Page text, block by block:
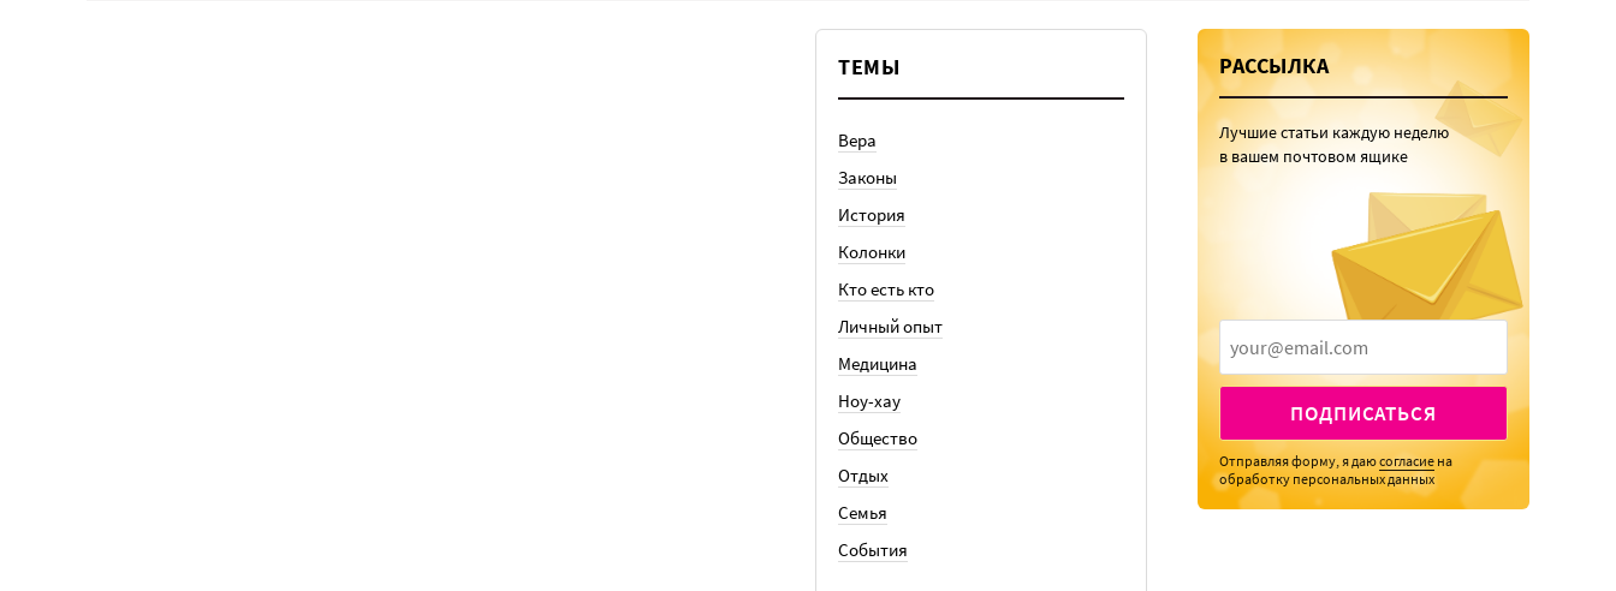
ТЕМЫ
Вера
Законы
История
Колонки
Кто есть кто
Личный опыт
Медицина
Ноу-хау
Общество
Отдых
Семья
События
РАССЫЛКА
Лучшие статьи каждую неделю
в вашем почтовом ящике
ПОДПИСАТЬСЯ
Отправляя форму, я даюсогласие на
обработку персональных данных